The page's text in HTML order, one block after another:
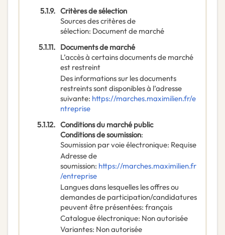
5.1.9. Critères de sélection
Sources des critères de
sélection: Document de marché
5.1.11. Documents de marché
L’accès à certains documents de marché
est restreint
Des informations sur les documents
restreints sont disponibles à l’adresse
suivante: https://marches.maximilien.fr/e
ntreprise
5.1.12. Conditions du marché public
Conditions de soumission:
Soumission par voie électronique: Requise
Adresse de
soumission: https://marches.maximilien.fr
/entreprise
Langues dans lesquelles les offres ou
demandes de participation/candidatures
peuvent être présentées: français
Catalogue électronique: Non autorisée
Variantes: Non autorisée